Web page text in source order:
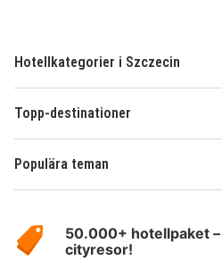
Hotellkategorier i Szczecin
Topp-destinationer
Populära teman
HotelSpecials50.000+ hotellpaket
cityresor!